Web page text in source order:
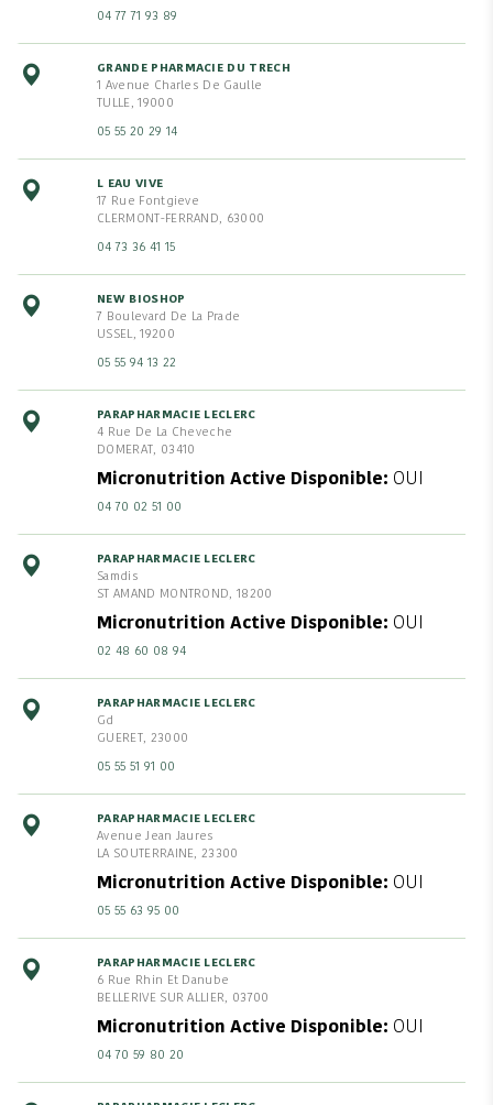
04 77 71 93 89
GRANDE PHARMACIE DU TRECH
1 Avenue Charles De Gaulle
TULLE, 19000
05 55 20 29 14
L EAU VIVE
17 Rue Fontgieve
CLERMONT-FERRAND, 63000
04 73 36 41 15
NEW BIOSHOP
7 Boulevard De La Prade
USSEL, 19200
05 55 94 13 22
PARAPHARMACIE LECLERC
4 Rue De La Cheveche
DOMERAT, 03410
Micronutrition Active Disponible OUI
04 70 02 51 00
PARAPHARMACIE LECLERC
Samdis
ST AMAND MONTROND, 18200
Micronutrition Active Disponible OUI
02 48 60 08 94
PARAPHARMACIE LECLERC
Gd
GUERET, 23000
05 55 51 91 00
PARAPHARMACIE LECLERC
Avenue Jean Jaures
LA SOUTERRAINE, 23300
Micronutrition Active Disponible OUI
05 55 63 95 00
PARAPHARMACIE LECLERC
6 Rue Rhin Et Danube
BELLERIVE SUR ALLIER, 03700
Micronutrition Active Disponible OUI
04 70 59 80 20